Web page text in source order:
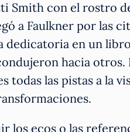
Smith con el rostro
a Faulkner por las
dedicatoria en un
hacia otros.
todas las pistas a la
los ecos o las